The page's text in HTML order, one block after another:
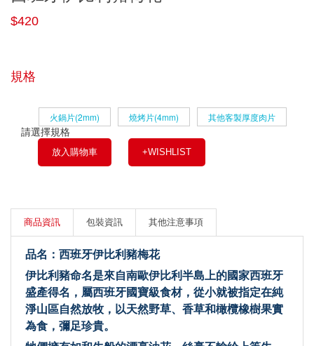
$420
規格
火鍋片(2mm) 燒烤片(4mm) 其他客製厚度肉片
請選擇規格
放入購物車 +WISHLIST
商品資訊 包裝資訊 其他注意事項
品名：西班牙伊比利豬梅花
伊比利豬命名是來自南歐伊比利半島上的國家西班牙
盛產得名，屬西班牙國寶級食材，從小就被指定在純
淨山區自然放牧，以天然野草、香草和橄欖橡樹果實
為食，彌足珍貴。